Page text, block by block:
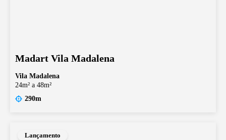
Madart Vila Madalena
Vila Madalena
24m² a 48m²
290m
Lançamento